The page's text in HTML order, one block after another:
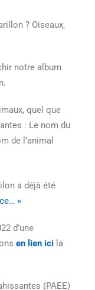
? Oiseaux,
notre album
quel que
: Le nom du
de l’animal
a déjà été
»
d’une
en lien ici la
(PAEE)